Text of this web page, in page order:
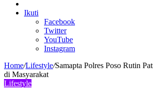
In
Ikuti
Facebook
Twitter
YouTube
Instagram
Home/Lifestyle/Samapta Polres Poso Rutin
di Masyarakat
Lifestyle